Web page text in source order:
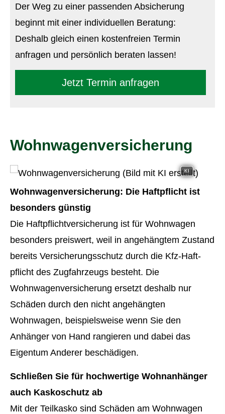
Der Weg zu einer passenden Absicherung
beginnt mit einer individuellen Beratung:
Deshalb gleich einen kostenfreien Termin
anfragen und persönlich beraten lassen!
Jetzt Termin anfragen
Wohnwagenversicherung
KI
Wohnwagenversicherung: Die Haft­pflicht ist
besonders günstig
Die Haft­pflichtversicherung ist für Wohnwagen
besonders preiswert, weil in angehängtem Zustand
bereits Versicherungsschutz durch die Kfz-Haft­
pflicht des Zugfahrzeugs besteht. Die
Wohnwagenversicherung ersetzt deshalb nur
Schäden durch den nicht angehängten
Wohnwagen, beispielsweise wenn Sie den
Anhänger von Hand rangieren und dabei das
Eigentum Anderer beschädigen.
Schließen Sie für hochwertige Wohnanhänger
auch Kaskoschutz ab
Mit der Teilkasko sind Schäden am Wohnwagen